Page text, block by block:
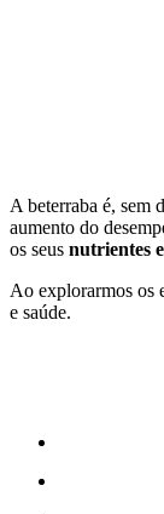
A beterraba é, sem
aumento do
os seus nutrientes
Ao explorarmos os
e saúde.